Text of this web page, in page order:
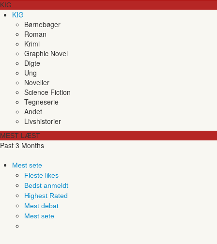
KIG
KIG
Børnebøger
Roman
Krimi
Graphic Novel
Digte
Ung
Noveller
Science Fiction
Tegneserie
Andet
Livshistorier
MEST LÆST
Past 3 Months
Mest sete
Fleste likes
Bedst anmeldt
Highest Rated
Mest debat
Mest sete